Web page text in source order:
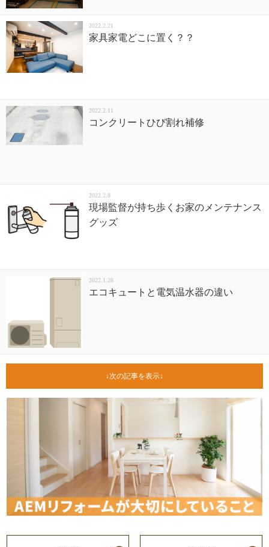
家具家電どこに置く？？
2022.2.21
コンクリートひび割れ補修
2022.2.11
現場監督が持ち歩くお家のメンテナンス
グッズ
2022.2.8
エコキュートと電気温水器の違い
2022.1.28
次の記事を表示